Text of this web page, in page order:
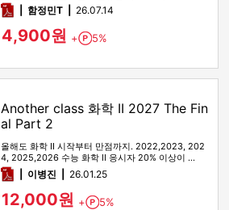
pdf함정민T 26.07.14
4,900원 + Point
5%
Another class 화학 II 2027 The Fin
al Part 2
올해도 화학 II 시작부터 만점까지. 2022,2023, 202
4, 2025,2026 수능 화학 II 응시자 20% 이상이 …
pdf이병진 26.01.25
12,000원 + Point
5%